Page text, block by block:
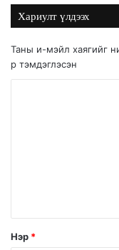
Хариулт үлдээх
Таны и-мэйл хаягийг
р тэмдэглэсэн
Нэр *